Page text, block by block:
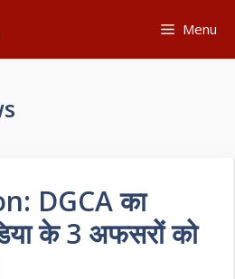
Menu
DGCA का
के 3 अफसरों को